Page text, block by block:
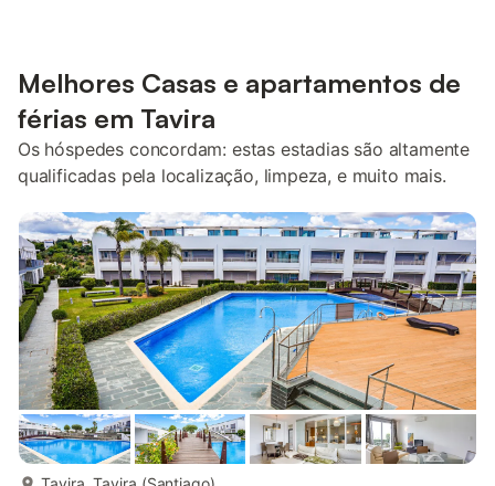
Melhores Casas e apartamentos de
férias em Tavira
Os hóspedes concordam: estas estadias são altamente
qualificadas pela localização, limpeza, e muito mais.